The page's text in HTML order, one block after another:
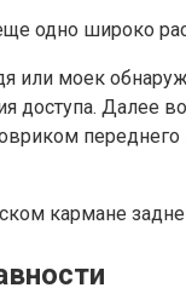
одно широко
моек
доступа. Далее
переднего
кармане